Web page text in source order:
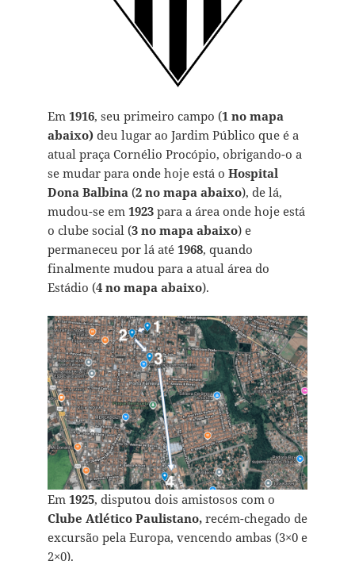
Em 1916, seu primeiro campo (1 no mapa
abaixo)deu lugar ao Jardim Público que é a
atual praça Cornélio Procópio, obrigando-o a
se mudar para onde hoje está o Hospital
Dona Balbina (2 no mapa abaixo), de lá,
mudou-se em 1923para a área onde hoje está
o clube social (3 no mapa abaixo) e
permaneceu por lá até 1968, quando
finalmente mudou para a atual área do
Estádio (4 no mapa abaixo).
Em 1925, disputou dois amistosos com o
Clube Atlético Paulistano,recém-chegado de
excursão pela Europa, vencendo ambas (3×0 e
2×0).